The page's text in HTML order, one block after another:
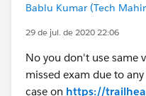
Bablu Kumar (Tech
29 de jul. de 2020 22:06
No you don't use same
missed exam due to
case on https://